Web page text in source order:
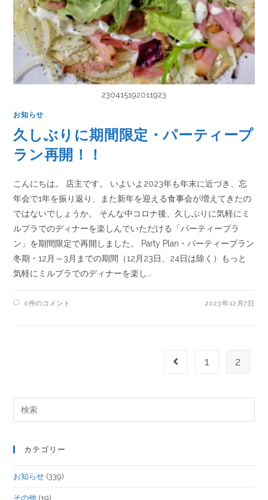
230415192011923
お知らせ
久しぶりに期間限定・パーティープ
ラン再開！！
こんにちは。 店主です。 いよいよ2023年も年末に近づき、忘
年会で1年を振り返り、また新年を迎える食事会が増えてきたの
ではないでしょうか。 そんな中コロナ後、久しぶりに気軽にミ
ルプラでのディナーを楽しんでいただける「パーティープラ
ン」を期間限定で再開しました。 Party Plan・パーティープラン
冬期・12月～3月までの期間（12月23日、24日は除く）もっと
気軽にミルプラでのディナーを楽し…
0件のコメント 2023年12月7日
1 2
カテゴリー
お知らせ (339)
その他 (19)